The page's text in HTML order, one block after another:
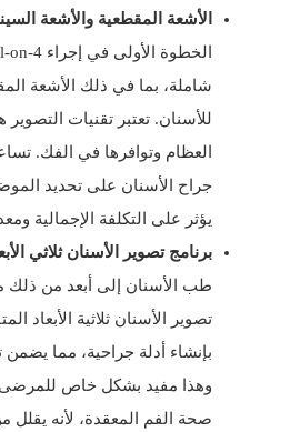
الأشعة المقطعية والأشعة
شاملة، بما في ذلك الأشعة
للأسنان. تعتبر تقنيات
العظام وتوافرها في الفك.
جراح الأسنان على تحديد
يؤثر على التكلفة الإجمالية
برنامج تصوير الأسنان ثلاثي
طب الأسنان إلى أبعد من ذلك
تصوير الأسنان ثلاثية الأبعاد
بإنشاء أدلة جراحية، مما
وهذا مفيد بشكل خاص للمرضى
صحة الفم المعقدة، لأنه